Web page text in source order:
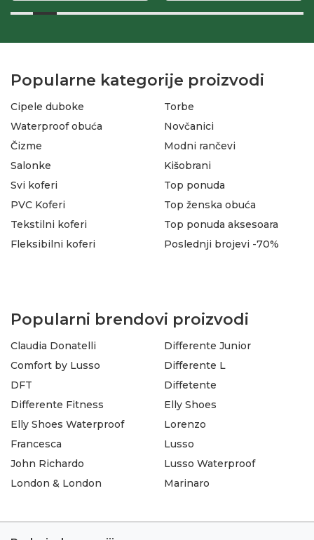
Popularne kategorije proizvodi
Cipele duboke
Waterproof obuća
Čizme
Salonke
Torbe
Novčanici
Modni rančevi
Kišobrani
Svi koferi
PVC Koferi
Tekstilni koferi
Fleksibilni koferi
Top ponuda
Top ženska obuća
Top ponuda aksesoara
Poslednji brojevi -70%
Popularni brendovi proizvodi
Claudia Donatelli
Comfort by Lusso
DFT
Differente Fitness
Differente Junior
Differente L
Diffetente
Elly Shoes
Elly Shoes Waterproof
Francesca
John Richardo
London & London
Lorenzo
Lusso
Lusso Waterproof
Marinaro